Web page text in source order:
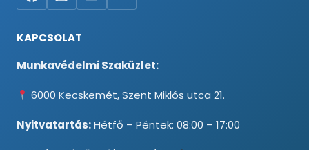
KAPCSOLAT
Munkavédelmi Szaküzlet:
6000 Kecskemét, Szent Miklós utca 21.
Nyitvatartás:Hétfő – Péntek: 08:00 – 17:00